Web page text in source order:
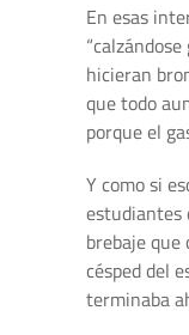
En esas
hicieran
que todo
porque el
Y como si
estudiantes
brebaje
césped del
terminaba